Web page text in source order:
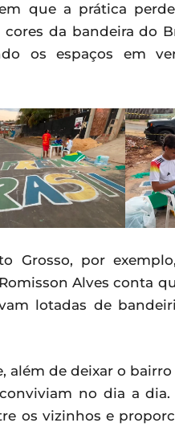
que a prática
cores da bandeira do
os espaços em
Grosso, por
Alves conta
lotadas de
além de deixar o
no dia a
os vizinhos e